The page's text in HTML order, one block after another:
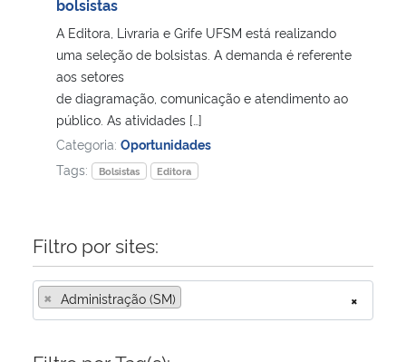
Ministério de Minas e Energia
Ministério do Turismo
Controladoria-Geral da União
bolsistas
A Editora, Livraria e Grife UFSM está realizando
uma seleção de bolsistas. A demanda é referente
aos setores
de diagramação, comunicação e atendimento ao
público. As atividades […]
Categoria: Oportunidades
Tags:
Bolsistas Editora
Filtro por sites:
×
× Administração (SM)